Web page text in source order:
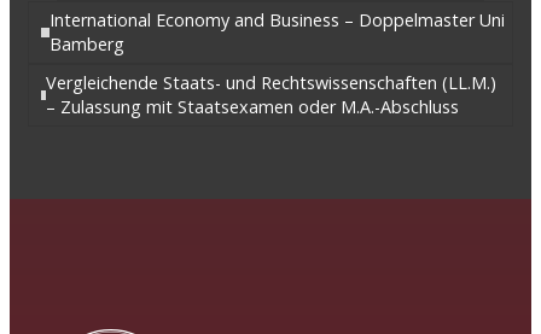
International Economy and Business – Doppelmaster Uni
Bamberg
Vergleichende Staats- und Rechtswissenschaften (LL.M.)
– Zulassung mit Staatsexamen oder M.A.-Abschluss